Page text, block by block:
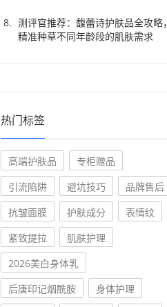
测评官推荐：馥蕾诗护肤品全攻略，
精准种草不同年龄段的肌肤需求
热门标签
高端护肤品
专柜赠品
引流陷阱
避坑技巧
品牌售后
抗皱面膜
护肤成分
表情纹
紧致提拉
肌肤护理
2026美白身体乳
后唐印记烟酰胺
身体护理